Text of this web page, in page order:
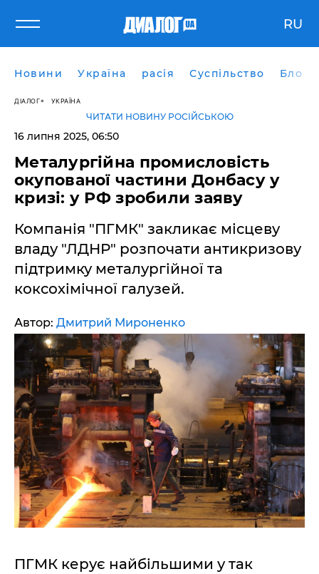
RU
Новини Україна расія Суспільство Блоги
ДІАЛОГ УКРАЇНА
ЧИТАТИ НОВИНУ РОСІЙСЬКОЮ
16 липня 2025, 06:50
Металургійна промисловість
окупованої частини Донбасу у
кризі: у РФ зробили заяву
Компанія "ПГМК" закликає місцеву
владу "ЛДНР" розпочати антикризову
підтримку металургійної та
коксохімічної галузей.
Автор: Дмитрий Мироненко
ПГМК керує найбільшими у так